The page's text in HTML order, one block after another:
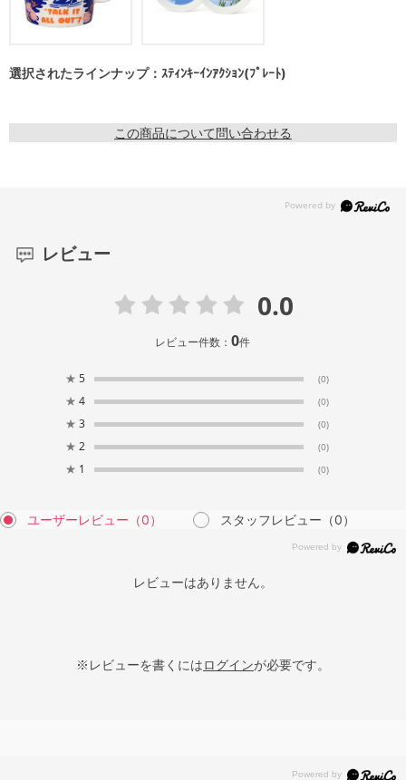
選択されたラインナップ：ｽﾃｨﾝｷｰｲﾝｱｸｼｮﾝ(ﾌﾟﾚｰﾄ)
この商品について問い合わせる
レビュー
0.0
レビュー件数：0件
★ 5 (0)
★ 4 (0)
★ 3 (0)
★ 2 (0)
★ 1 (0)
ユーザーレビュー （0） スタッフレビュー （0）
レビューはありません。
※レビューを書くにはログインが必要です。